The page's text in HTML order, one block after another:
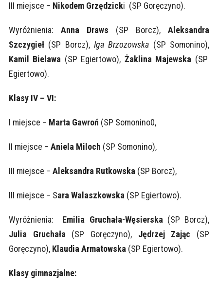
III miejsce – Nikodem Grzędzicki (SP Goręczyno).
Wyróżnienia: Anna Draws (SP Borcz),Aleksandra
Szczygieł(SP Borcz), Iga Brzozowska (SP Somonino),
Kamil Bielawa (SP Egiertowo), Żaklina Majewska (SP
Egiertowo).
Klasy IV – VI:
I miejsce – Marta Gawroń (SP Somonino0,
II miejsce – Aniela Miloch (SP Somonino),
III miejsce – Aleksandra Rutkowska(SP Borcz),
III miejsce – Sara Walaszkowska(SP Egiertowo).
Wyróżnienia: Emilia Gruchała-Węsierska(SP Borcz),
Julia Gruchała(SP Goręczyno), Jędrzej Zając (SP
Goręczyno), Klaudia Armatowska(SP Egiertowo).
Klasy gimnazjalne: